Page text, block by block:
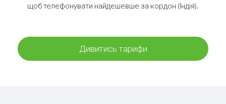
щоб телефонувати найдешевше за кордон (Індія).
Дивитись тарифи